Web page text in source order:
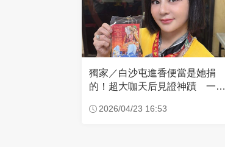
獨家／白沙屯進香便當是她捐
的！超大咖天后見證神蹟 一靠
2026/04/23 16:53